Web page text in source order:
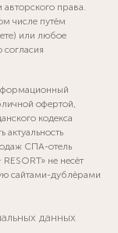
авторского права.
числе путём
или любое
согласия
офертой,
кодекса
актуальность
СПА-отель
не несёт
сайтами-дублёрами
данных